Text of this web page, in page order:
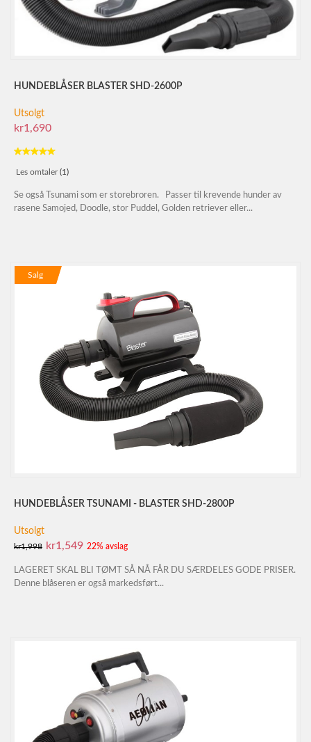
HUNDEBLÅSER BLASTER SHD-2600P
Utsolgt
kr1,690
Les omtaler(1)
Se også Tsunami som er storebroren. Passer til krevende hunder av
rasene Samojed, Doodle, stor Puddel, Golden retriever eller...
Salg
HUNDEBLÅSER TSUNAMI - BLASTER SHD-2800P
Utsolgt
kr1,998 kr1,549 22% avslag
LAGERET SKAL BLI TØMT SÅ NÅ FÅR DU SÆRDELES GODE PRISER.
Denne blåseren er også markedsført...